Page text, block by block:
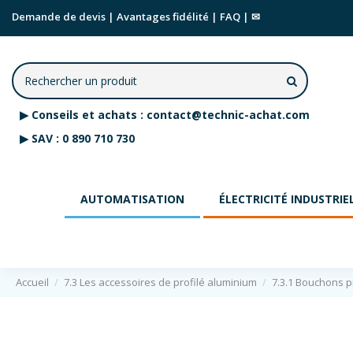
Demande de devis | Avantages fidélité | FAQ | ✉
▶ Conseils et achats : contact@technic-achat.com
▶ SAV : 0 890 710 730
AUTOMATISATION ÉLECTRICITÉ
Accueil 7.3 Les accessoires de profilé aluminium 7.3.1 Bouchons